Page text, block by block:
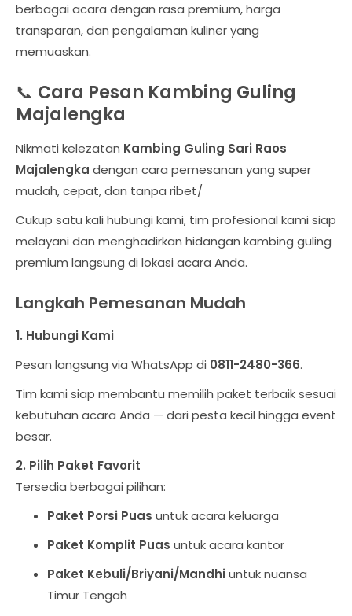
berbagai acara dengan rasa premium, harga
transparan, dan pengalaman kuliner yang
memuaskan.
📞 Cara Pesan Kambing Guling
Majalengka
Nikmati kelezatan Kambing Guling Sari Raos
Majalengka dengan cara pemesanan yang super
mudah, cepat, dan tanpa ribet/
Cukup satu kali hubungi kami, tim profesional kami siap
melayani dan menghadirkan hidangan kambing guling
premium langsung di lokasi acara Anda.
Langkah Pemesanan Mudah
1. Hubungi Kami
Pesan langsung via WhatsApp di 0811-2480-366.
Tim kami siap membantu memilih paket terbaik sesuai
kebutuhan acara Anda — dari pesta kecil hingga event
besar.
2. Pilih Paket Favorit
Tersedia berbagai pilihan:
Paket Porsi Puas untuk acara keluarga
Paket Komplit Puas untuk acara kantor
Paket Kebuli/Briyani/Mandhiuntuk nuansa
Timur Tengah